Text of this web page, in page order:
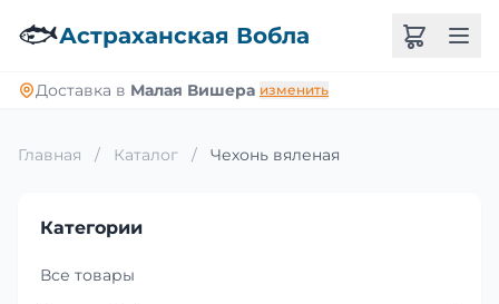
🐟Астраханская Вобла
Доставка в Малая Вишера изменить
Главная / Каталог / Чехонь вяленая
Категории
Все товары